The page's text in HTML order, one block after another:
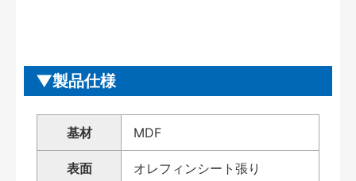
製品仕様
基材 MDF
表面 オレフィンシート張り